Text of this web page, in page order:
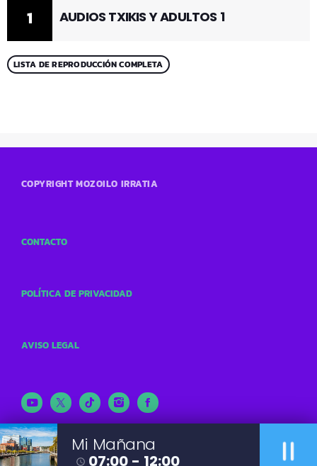
1 AUDIOS TXIKIS Y ADULTOS 1
LISTA DE REPRODUCCIÓN COMPLETA
Mi Mañana
access_time 07:00 - 12:00 pause
COPYRIGHT MOZOILO IRRATIA
CONTACTO
POLÍTICA DE PRIVACIDAD
AVISO LEGAL